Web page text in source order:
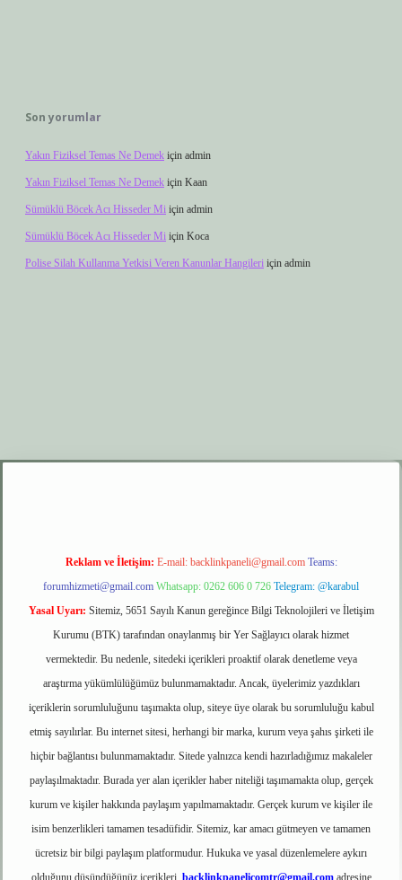
Son yorumlar
Yakın Fiziksel Temas Ne Demek için admin
Yakın Fiziksel Temas Ne Demek için Kaan
Sümüklü Böcek Acı Hisseder Mi için admin
Sümüklü Böcek Acı Hisseder Mi için Koca
Polise Silah Kullanma Yetkisi Veren Kanunlar Hangileri için admin
elexbet giriş
Reklam ve İletişim: E-mail: backlinkpaneli@gmail.com Teams:
forumhizmeti@gmail.com Whatsapp: 0262 606 0 726 Telegram: @karabul
Yasal Uyarı: Sitemiz, 5651 Sayılı Kanun gereğince Bilgi Teknolojileri ve İletişim
Kurumu (BTK) tarafından onaylanmış bir Yer Sağlayıcı olarak hizmet
vermektedir. Bu nedenle, sitedeki içerikleri proaktif olarak denetleme veya
araştırma yükümlülüğümüz bulunmamaktadır. Ancak, üyelerimiz yazdıkları
içeriklerin sorumluluğunu taşımakta olup, siteye üye olarak bu sorumluluğu kabul
etmiş sayılırlar. Bu internet sitesi, herhangi bir marka, kurum veya şahıs şirketi ile
hiçbir bağlantısı bulunmamaktadır. Sitede yalnızca kendi hazırladığımız makaleler
paylaşılmaktadır. Burada yer alan içerikler haber niteliği taşımamakta olup, gerçek
kurum ve kişiler hakkında paylaşım yapılmamaktadır. Gerçek kurum ve kişiler ile
isim benzerlikleri tamamen tesadüfidir. Sitemiz, kar amacı gütmeyen ve tamamen
ücretsiz bir bilgi paylaşım platformudur. Hukuka ve yasal düzenlemelere aykırı
olduğunu düşündüğünüz içerikleri, backlinkpanelicomtr@gmail.comadresine